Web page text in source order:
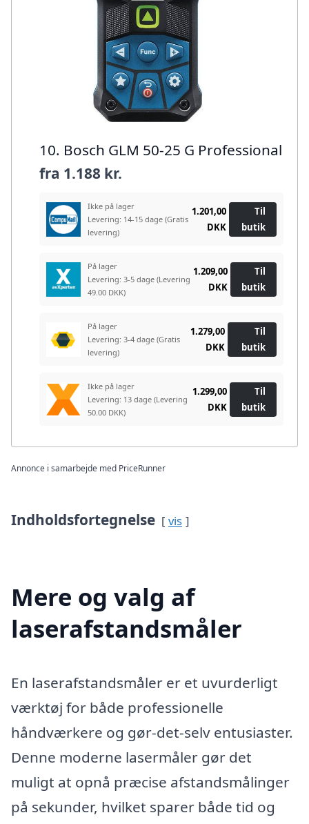
10. Bosch GLM 50-25 G Professional
fra 1.188 kr.
Ikke på lager
Levering: 14-15 dage (Gratis
levering)
1.201,00
DKK
Til
butik
På lager
Levering: 3-5 dage (Levering
49.00 DKK)
1.209,00
DKK
Til
butik
På lager
Levering: 3-4 dage (Gratis
levering)
1.279,00
DKK
Til
butik
Ikke på lager
Levering: 13 dage (Levering
50.00 DKK)
1.299,00
DKK
Til
butik
Annonce i samarbejde med PriceRunner
Indholdsfortegnelse vis
Mere og valg af
laserafstandsmåler
En laserafstandsmåler er et uvurderligt
værktøj for både professionelle
håndværkere og gør-det-selv entusiaster.
Denne moderne lasermåler gør det
muligt at opnå præcise afstandsmålinger
på sekunder, hvilket sparer både tid og